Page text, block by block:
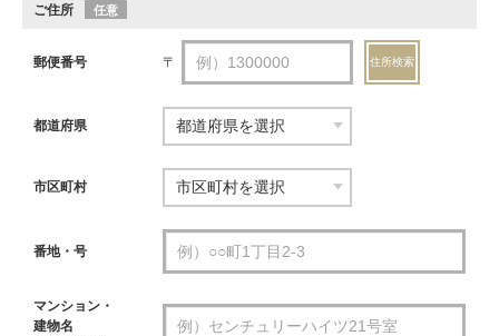
ご住所 任意
郵便番号 〒 住所検索
都道府県
市区町村
番地・号
マンション・
建物名